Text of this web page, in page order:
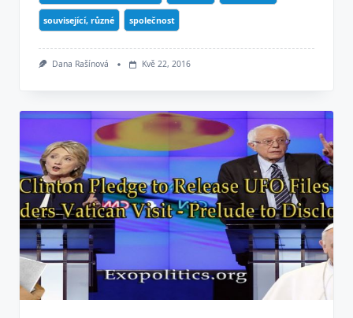
související, různé společnost
Dana Rašínová Kvě 22, 2016